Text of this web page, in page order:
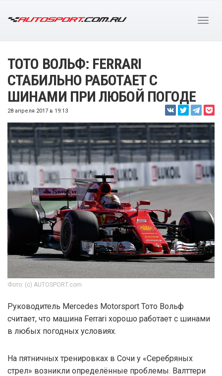
ТОТО ВОЛЬФ: FERRARI
СТАБИЛЬНО РАБОТАЕТ С
ШИНАМИ ПРИ ЛЮБОЙ ПОГОДЕ
28 апреля 2017 в 19:13
Фото: (c) AUTOSPORT.com
Руководитель Mercedes Motorsport Тото Вольф
считает, что машина Ferrari хорошо работает с шинами
в любых погодных условиях.
На пятничных тренировках в Сочи у «Серебряных
стрел» возникли определённые проблемы. Валттери